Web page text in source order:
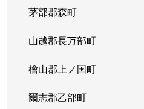
茅部郡森町
山越郡長万部町
檜山郡上ノ国町
爾志郡乙部町